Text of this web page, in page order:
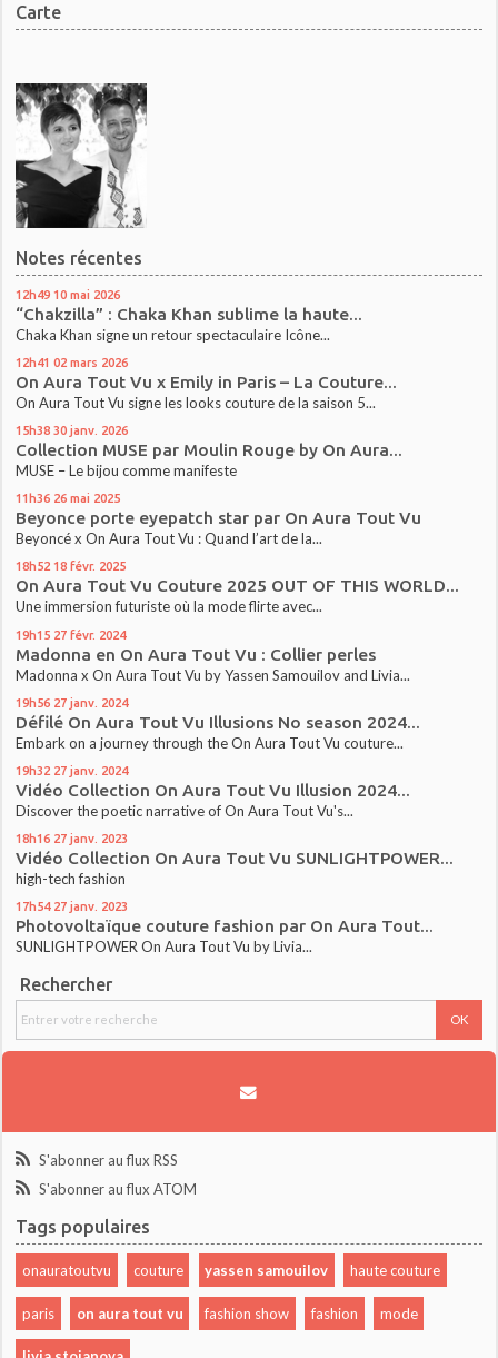
Carte
Notes récentes
12h49 10 mai 2026
“Chakzilla” : Chaka Khan sublime la haute...
Chaka Khan signe un retour spectaculaire Icône...
12h41 02 mars 2026
On Aura Tout Vu x Emily in Paris – La Couture...
On Aura Tout Vu signe les looks couture de la saison 5...
15h38 30 janv. 2026
Collection MUSE par Moulin Rouge by On Aura...
MUSE – Le bijou comme manifeste
11h36 26 mai 2025
Beyonce porte eyepatch star par On Aura Tout Vu
Beyoncé x On Aura Tout Vu : Quand l’art de la...
18h52 18 févr. 2025
On Aura Tout Vu Couture 2025 OUT OF THIS WORLD...
Une immersion futuriste où la mode flirte avec...
19h15 27 févr. 2024
Madonna en On Aura Tout Vu : Collier perles
Madonna x On Aura Tout Vu by Yassen Samouilov and Livia...
19h56 27 janv. 2024
Défilé On Aura Tout Vu Illusions No season 2024...
Embark on a journey through the On Aura Tout Vu couture...
19h32 27 janv. 2024
Vidéo Collection On Aura Tout Vu Illusion 2024...
Discover the poetic narrative of On Aura Tout Vu's...
18h16 27 janv. 2023
Vidéo Collection On Aura Tout Vu SUNLIGHTPOWER...
high-tech fashion
17h54 27 janv. 2023
Photovoltaïque couture fashion par On Aura Tout...
SUNLIGHTPOWER On Aura Tout Vu by Livia...
Rechercher
S'abonner au flux RSS
S'abonner au flux ATOM
Tags populaires
onauratoutvu couture yassen samouilov haute couture
paris on aura tout vu fashion show fashion mode